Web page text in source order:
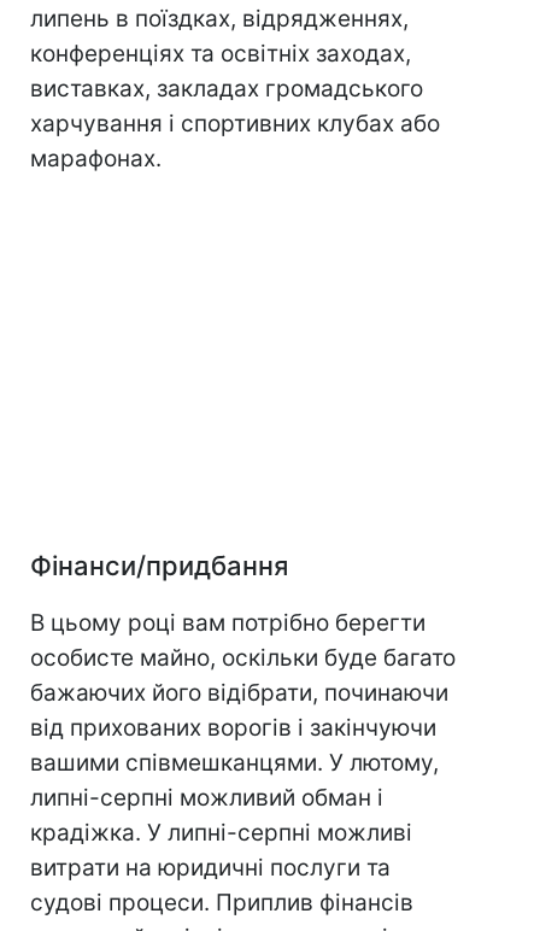
липень в поїздках, відрядженнях,
конференціях та освітніх заходах,
виставках, закладах громадського
харчування і спортивних клубах або
марафонах.
Фінанси/придбання
В цьому році вам потрібно берегти
особисте майно, оскільки буде багато
бажаючих його відібрати, починаючи
від прихованих ворогів і закінчуючи
вашими співмешканцями. У лютому,
липні-серпні можливий обман і
крадіжка. У липні-серпні можливі
витрати на юридичні послуги та
судові процеси. Приплив фінансів